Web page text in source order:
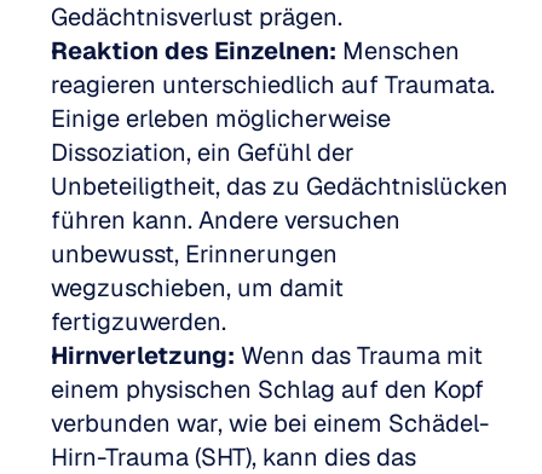
Gedächtnisverlust prägen.
Reaktion des Einzelnen: Menschen
reagieren unterschiedlich auf Traumata.
Einige erleben möglicherweise
Dissoziation, ein Gefühl der
Unbeteiligtheit, das zu Gedächtnislücken
führen kann. Andere versuchen
unbewusst, Erinnerungen
wegzuschieben, um damit
fertigzuwerden.
Hirnverletzung: Wenn das Trauma mit
einem physischen Schlag auf den Kopf
verbunden war, wie bei einem Schädel-
Hirn-Trauma (SHT), kann dies das